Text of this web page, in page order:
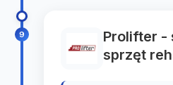
9
Prolifter -
sprzęt